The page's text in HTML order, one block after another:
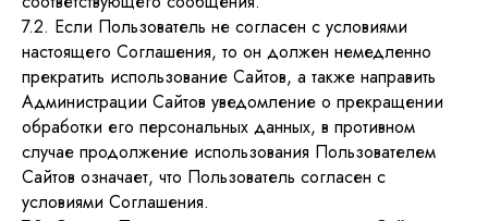
7.2. Если Пользователь не согласен с условиями
настоящего Соглашения, то он должен немедленно
прекратить использование Сайтов, а также направить
Администрации Сайтов уведомление о прекращении
обработки его персональных данных, в противном
случае продолжение использования Пользователем
Сайтов означает, что Пользователь согласен с
условиями Соглашения.
Политика конфиденциальности
Связь со службой поддержки в
@arcanumsupport_bot